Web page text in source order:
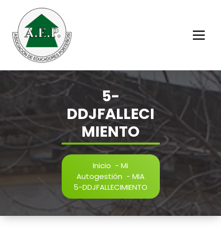
contenido
5-
DDJFALLECI
MIENTO
Inicio - Mi
Autogestión - MIA
5-DDJFALLECIMIENTO